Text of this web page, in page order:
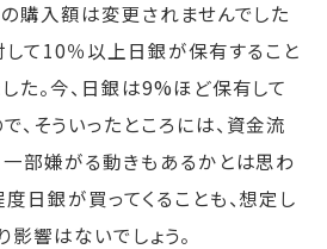
の購入額は変更されませんでした
して10％以上日銀が保有すること
た。今、日銀は9%ほど保有して
、そういったところには、資金流
一部嫌がる動きもあるかとは思わ
度日銀が買ってくることも、想定し
影響はないでしょう。